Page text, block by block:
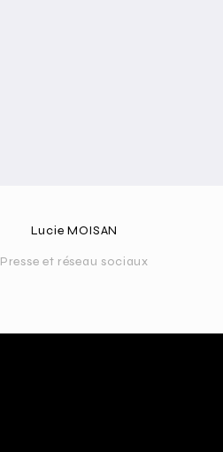
Lucie MOISAN
Presse et réseau sociaux